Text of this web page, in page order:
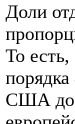
Доли
То
США до